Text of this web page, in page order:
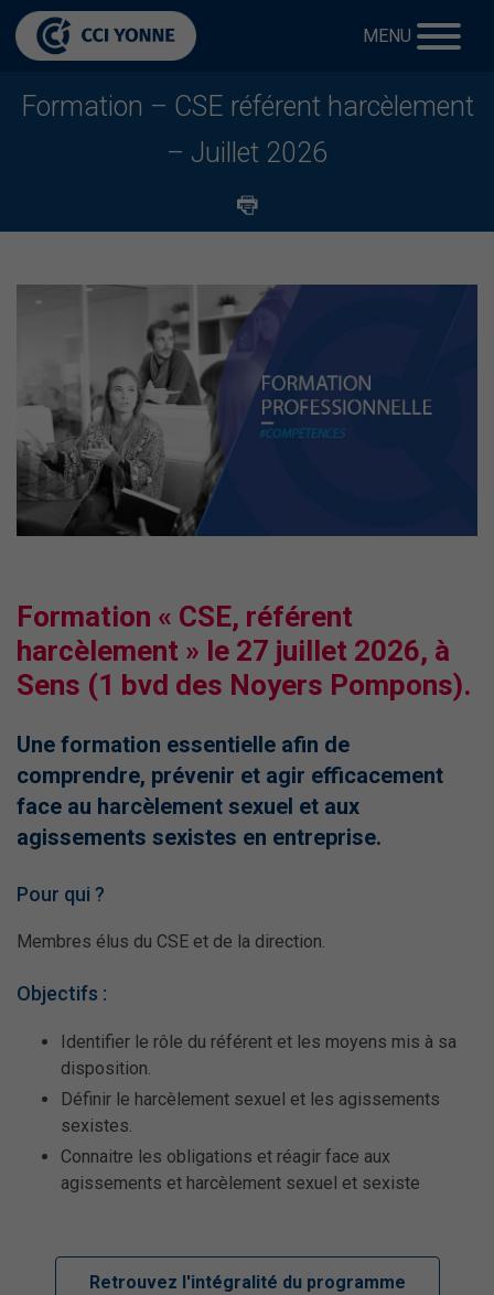
MENU
Formation – CSE référent harcèlement
– Juillet 2026
Formation « CSE, référent
harcèlement » le 27 juillet 2026, à
Sens (1 bvd des Noyers Pompons).
Une formation essentielle afin de
comprendre, prévenir et agir efficacement
face au harcèlement sexuel et aux
agissements sexistes en entreprise.
Pour qui ?
Membres élus du CSE et de la direction.
Objectifs :
Identifier le rôle du référent et les moyens mis à sa
disposition.
Définir le harcèlement sexuel et les agissements
sexistes.
Connaitre les obligations et réagir face aux
agissements et harcèlement sexuel et sexiste
Retrouvez l'intégralité du programme